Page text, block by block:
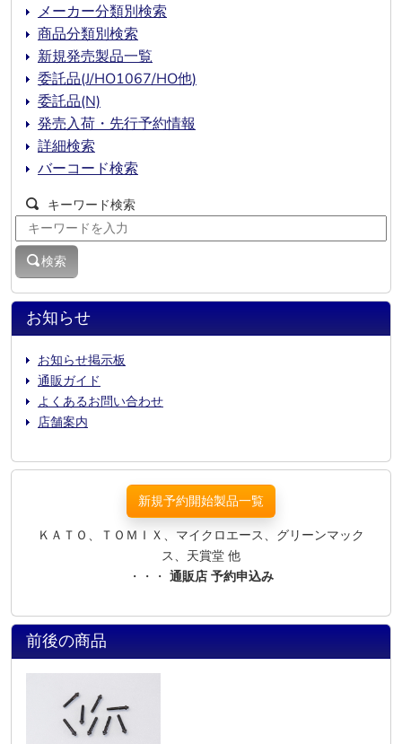
お知らせ
お知らせ掲示板
通販ガイド
よくあるお問い合わせ
店舗案内
メーカー分類別検索
商品分類別検索
新規発売製品一覧
委託品(J/HO1067/HO他)
委託品(N)
発売入荷・先行予約情報
詳細検索
バーコード検索
キーワード検索
検索
新規予約開始製品一覧
ＫＡＴＯ、ＴＯＭＩＸ、マイクロエース、グリーンマック
ス、天賞堂 他
・・・ 通販店 予約申込み
前後の商品